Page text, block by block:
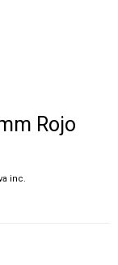
Rojo